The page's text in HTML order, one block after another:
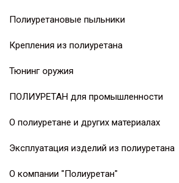
Полиуретановые пыльники
Крепления из полиуретана
Тюнинг оружия
ПОЛИУРЕТАН для промышленности
О полиуретане и других материалах
Эксплуатация изделий из полиуретана
О компании "Полиуретан"